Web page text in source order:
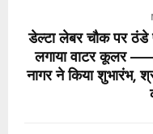
डेल्टा लेबर चौक पर ठंडे
लगाया वाटर कूलर
नागर ने किया शुभारंभ,